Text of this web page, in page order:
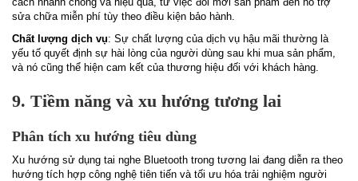
sửa chữa miễn phí tùy theo điều kiện bảo hành.
Chất lượng dịch vụ: Sự chất lượng của dịch vụ hậu mãi thường là
yếu tố quyết định sự hài lòng của người dùng sau khi mua sản phẩm,
và nó cũng thể hiện cam kết của thương hiệu đối với khách hàng.
9. Tiềm năng và xu hướng tương lai
Phân tích xu hướng tiêu dùng
Xu hướng sử dụng tai nghe Bluetooth trong tương lai đang diễn ra theo
hướng tích hợp công nghệ tiên tiến và tối ưu hóa trải nghiệm người